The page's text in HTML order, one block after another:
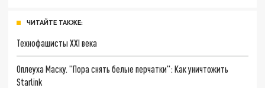
ЧИТАЙТЕ ТАКЖЕ:
Технофашисты XXI века
Оплеуха Маску. "Пора снять белые перчатки": Как уничтожить
Starlink